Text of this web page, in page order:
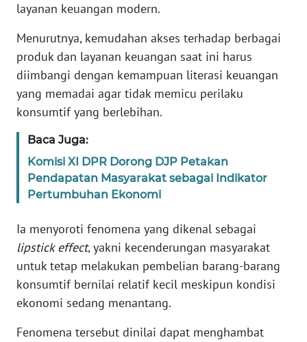
layanan keuangan modern.
Menurutnya, kemudahan akses terhadap berbagai
produk dan layanan keuangan saat ini harus
diimbangi dengan kemampuan literasi keuangan
yang memadai agar tidak memicu perilaku
konsumtif yang berlebihan.
Baca Juga:
Komisi XI DPR Dorong DJP Petakan
Pendapatan Masyarakat sebagai Indikator
Pertumbuhan Ekonomi
Ia menyoroti fenomena yang dikenal sebagai
lipstick effect, yakni kecenderungan masyarakat
untuk tetap melakukan pembelian barang-barang
konsumtif bernilai relatif kecil meskipun kondisi
ekonomi sedang menantang.
Fenomena tersebut dinilai dapat menghambat
KAMI
INFO
IKLAN
TENTANG
KAMI
PEDOMAN
MEDIA
SIBER
KARIR
DISCLAIMER
Wahana